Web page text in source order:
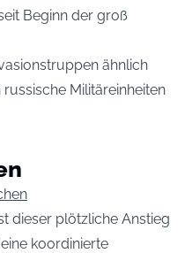
Beginn der groß
ähnlich
Militäreinheiten
dieser plötzliche Anstieg
koordinierte